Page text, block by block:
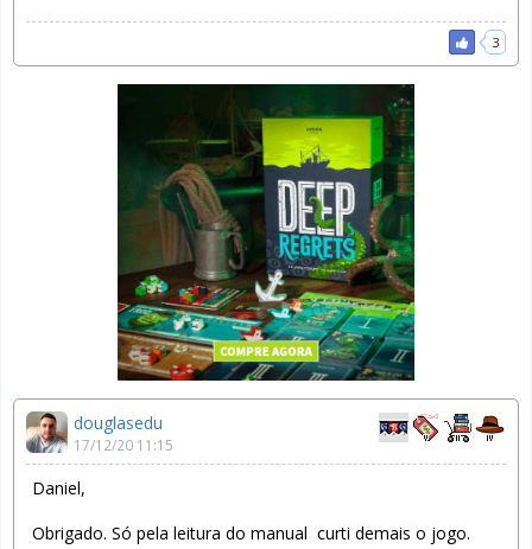
3
douglasedu
17/12/20 11:15
Daniel,
Obrigado. Só pela leitura do manual curti demais o jogo.